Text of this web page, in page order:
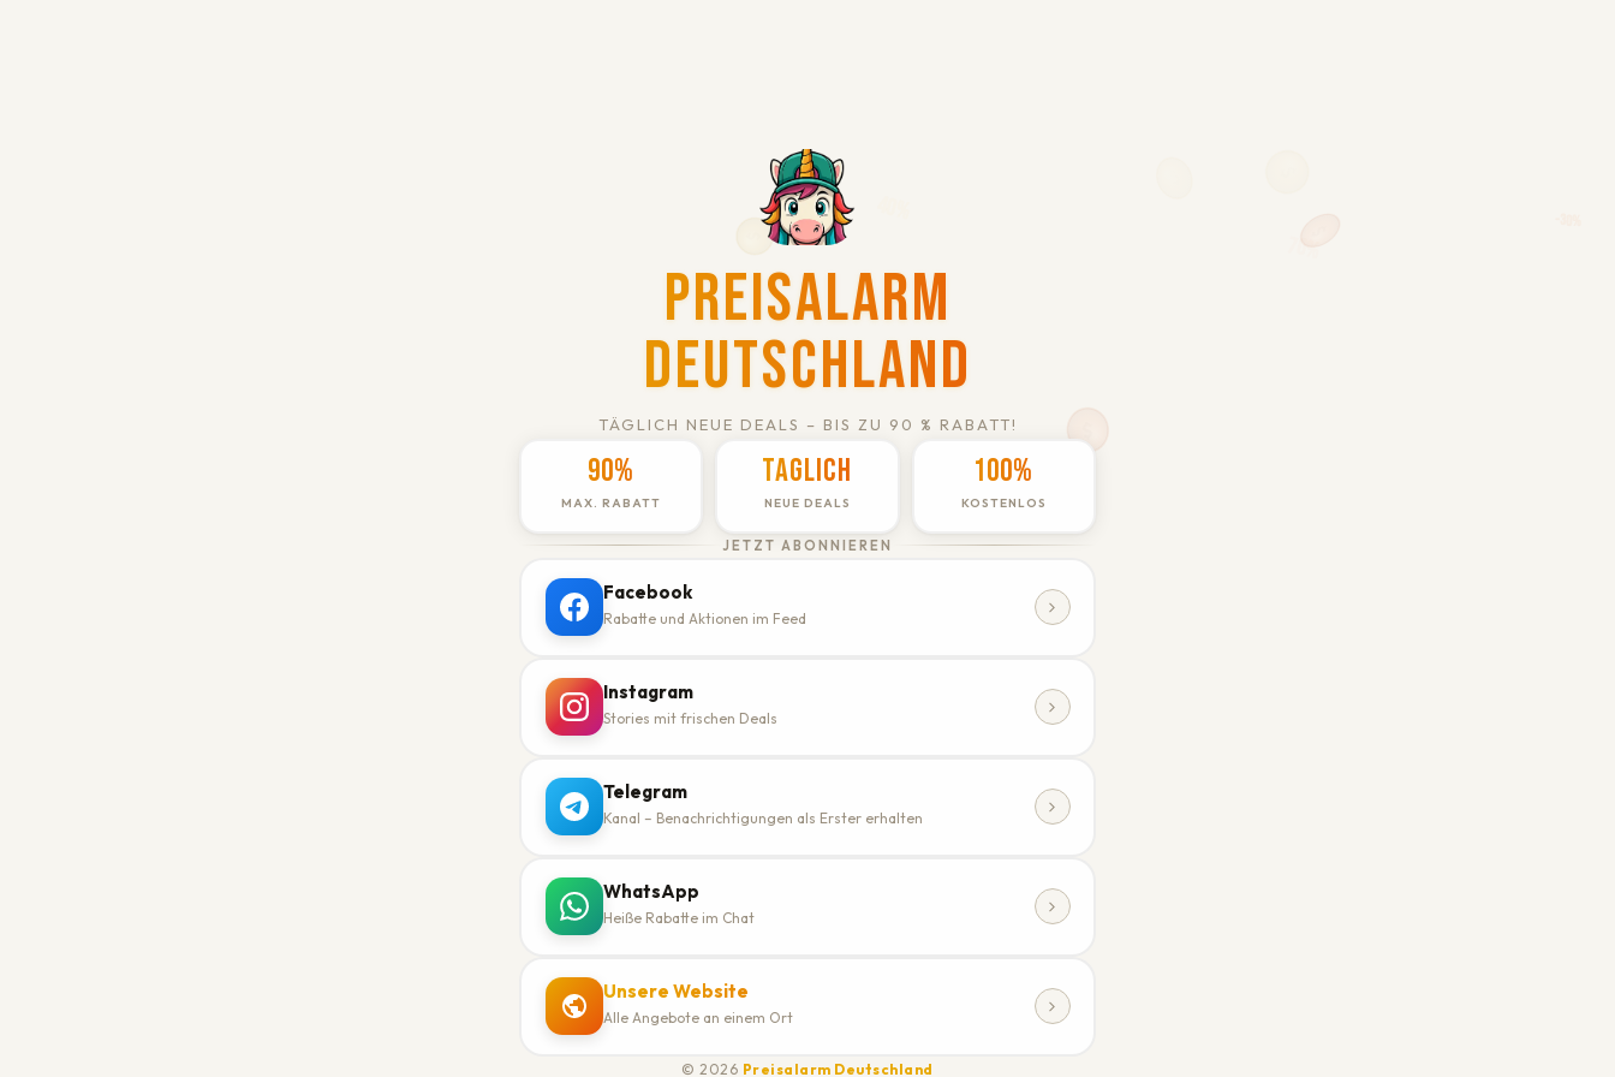
Preisalarm
Deutschland
TÄGLICH NEUE DEALS – BIS ZU 90 % RABATT!
90%
MAX. RABATT
Täglich
NEUE DEALS
100%
KOSTENLOS
JETZT ABONNIEREN
Facebook
Rabatte und Aktionen im Feed
Instagram
Stories mit frischen Deals
Telegram
Kanal – Benachrichtigungen als Erster erhalten
WhatsApp
Heiße Rabatte im Chat
Unsere Website
Alle Angebote an einem Ort
© 2026 Preisalarm Deutschland